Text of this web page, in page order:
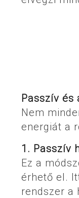
Passzív és
Nem
energiát a
1. Passzív
Ez a
érhető el.
rendszer a